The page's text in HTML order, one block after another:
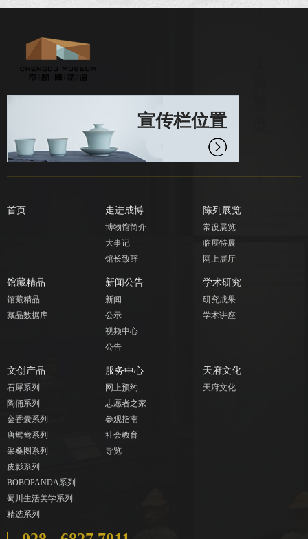
宣传栏位置
首页 走进成博
博物馆简介
大事记
馆长致辞
陈列展览
常设展览
临展特展
网上展厅
馆藏精品
馆藏精品
藏品数据库
新闻公告
新闻
公示
视频中心
公告
学术研究
研究成果
学术讲座
文创产品
石犀系列
陶俑系列
金香囊系列
唐鸳鸯系列
采桑图系列
皮影系列
BOBOPANDA系列
蜀川生活美学系列
精选系列
服务中心
网上预约
志愿者之家
参观指南
社会教育
导览
天府文化
天府文化